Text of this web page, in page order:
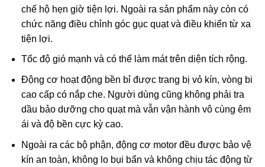
chế hộ hẹn giờ tiện lợi. Ngoài ra sản phẩm này còn có
chức năng điều chỉnh góc gục quạt và điều khiển từ xa
tiện lợi.
Tốc độ gió mạnh và có thể làm mát trên diện tích rộng.
Động cơ hoạt động bền bỉ được trang bị vỏ kín, vòng bi
cao cấp có nắp che. Người dùng cũng không phải tra
dầu bảo dưỡng cho quạt mà vẫn vận hành vô cùng êm
ái và độ bền cực kỳ cao.
Ngoài ra các bộ phận, động cơ motor đều được bảo vệ
kín an toàn, không lo bụi bẩn và không chịu tác động từ